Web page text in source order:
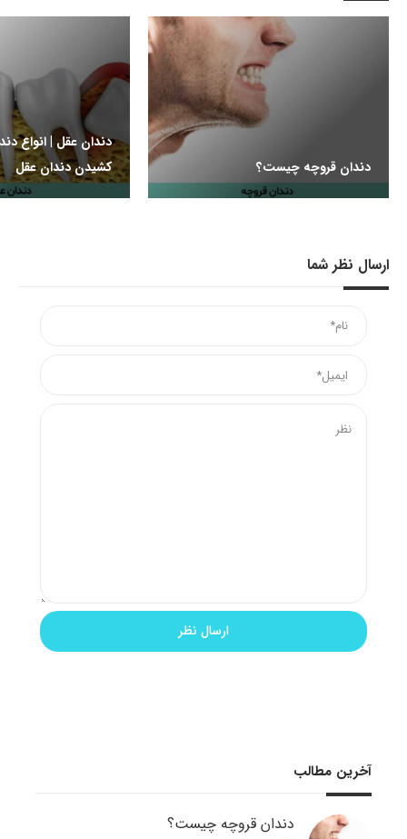
دندان قروچه چیست؟
دندان عقل | انواع
کشیدن دندان عقل
ارسال نظر شما
آخرین مطالب
دندان قروچه چیست؟